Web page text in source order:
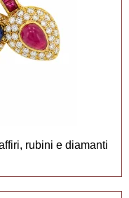
rubini e diamanti